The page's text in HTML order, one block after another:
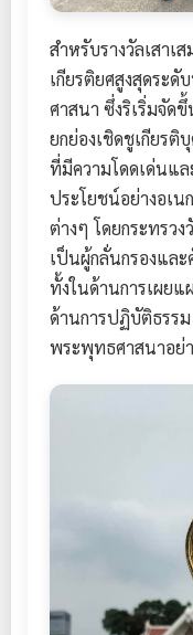
สำหรับรางวัลเสาเ
เกียรติยศสูงสุดระดั
ศาสนา ซึ่งริเริ่มจั
ยกย่องเชิดชูเกียรติ
ที่มีความโดดเด่นแ
ประโยชน์อย่างอเ
ต่างๆ โดยกระทรว
เป็นผู้กลั่นกรองและ
ทั้งในด้านการเผย
ด้านการปฏิบัติธรร
พระพุทธศาสนาอย่